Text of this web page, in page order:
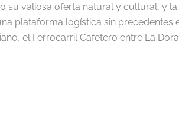
su valiosa oferta natural y cultural, y
plataforma logística sin precedentes
el Ferrocarril Cafetero entre La